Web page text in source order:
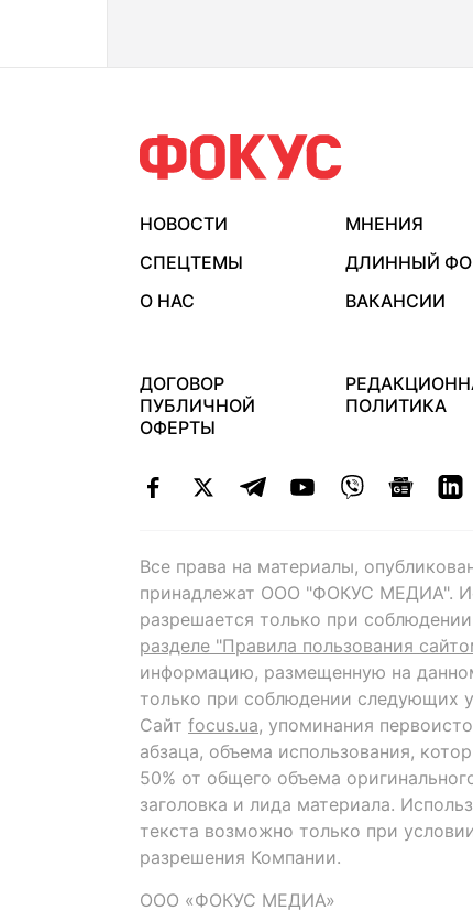
НОВОСТИ МНЕНИЯ
СПЕЦТЕМЫ
ДЛИННЫЙ
О НАС
ВАКАНСИИ
ДОГОВОР
ПУБЛИЧНОЙ
ОФЕРТЫ
ПОЛИТИКА
Все права на материалы,
принадлежат ООО "ФОКУС МЕДИА".
разрешается только при
разделе "Правила пользования
информацию, размещенную на
только при соблюдении следующих
Сайт focus.ua, упоминания
абзаца, объема использования,
50% от общего объема
заголовка и лида материала.
текста возможно только при
разрешения Компании.
ООО «ФОКУС МЕДИА»